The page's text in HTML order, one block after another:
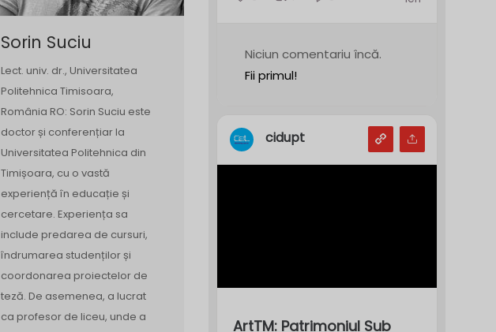
Sorin Suciu
Lect. univ. dr., Universitatea
Politehnica Timisoara,
România RO: Sorin Suciu este
doctor și conferențiar la
Universitatea Politehnica din
Timișoara, cu o vastă
experiență în educație și
cercetare. Experiența sa
include predarea de cursuri,
îndrumarea studenților și
coordonarea proiectelor de
teză. De asemenea, a lucrat
ca profesor de liceu, unde a
Niciun comentariu încă.
Fii primul!
cidupt
ArtTM: Patrimoniul Sub